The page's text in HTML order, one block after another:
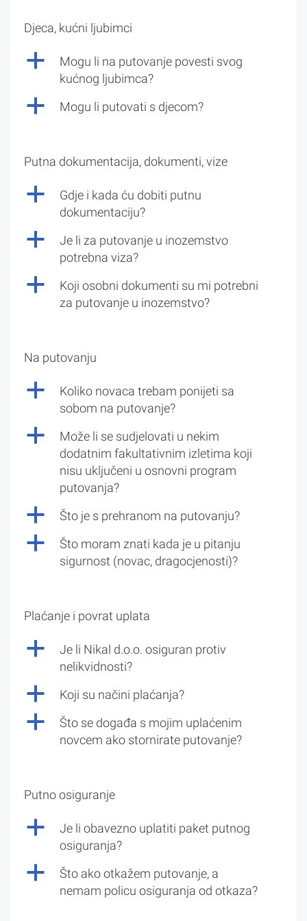
Djeca, kućni ljubimci
a
Mogu li na putovanje povesti svog
kućnog ljubimca?
a Mogu li putovati s djecom?
Putna dokumentacija, dokumenti, vize
a
Gdje i kada ću dobiti putnu
dokumentaciju?
a
Je li za putovanje u inozemstvo
potrebna viza?
a
Koji osobni dokumenti su mi potrebni
za putovanje u inozemstvo?
Na putovanju
a
Koliko novaca trebam ponijeti sa
sobom na putovanje?
a
Može li se sudjelovati u nekim
dodatnim fakultativnim izletima koji
nisu uključeni u osnovni program
putovanja?
a Što je s prehranom na putovanju?
a
Što moram znati kada je u pitanju
sigurnost (novac, dragocjenosti)?
Plaćanje i povrat uplata
a
Je li Nikal d.o.o. osiguran protiv
nelikvidnosti?
a Koji su načini plaćanja?
a
Što se događa s mojim uplaćenim
novcem ako stornirate putovanje?
Putno osiguranje
a
Je li obavezno uplatiti paket putnog
osiguranja?
a
Što ako otkažem putovanje, a
nemam policu osiguranja od otkaza?